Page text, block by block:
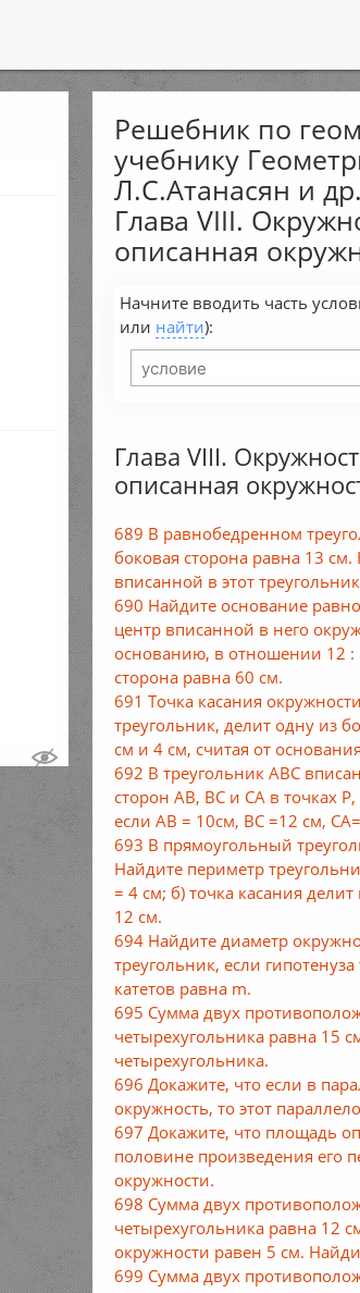
Решебник по
учебнику
Л.С.Атанасян и др.
Глава VIII.
описанная
Начните вводить часть
или найти):
Глава VIII.
описанная
689 В равнобедренном
боковая сторона равна 13
вписанной в этот
690 Найдите основание
центр вписанной в него
основанию, в отношении 12 :
сторона равна 60 см.
691 Точка касания
треугольник, делит одну из
см и 4 см, считая от
692 В треугольник ABC
сторон АВ, ВС и СА в точках Р,
если АВ = 10см, ВС =12 см,
693 В прямоугольный
Найдите периметр
= 4 см; б) точка касания
12 см.
694 Найдите диаметр
треугольник, если
катетов равна m.
695 Сумма двух
четырехугольника равна 15
четырехугольника.
696 Докажите, что если в
окружность, то этот
697 Докажите, что площадь
половине произведения его
окружности.
698 Сумма двух
четырехугольника равна 12
окружности равен 5 см.
699 Сумма двух